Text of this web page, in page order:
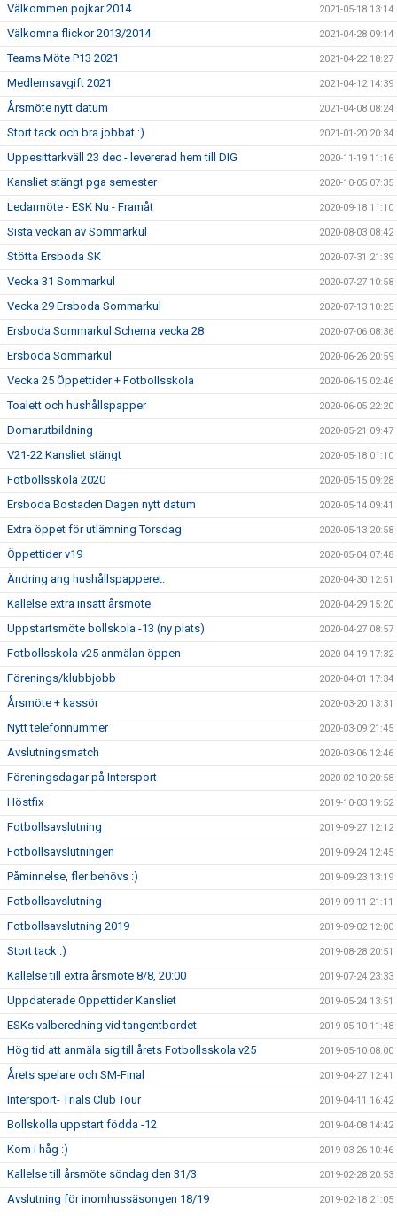
Välkommen pojkar 2014 2021-05-18 13:14
Välkomna flickor 2013/2014 2021-04-28 09:14
Teams Möte P13 2021 2021-04-22 18:27
Medlemsavgift 2021 2021-04-12 14:39
Årsmöte nytt datum 2021-04-08 08:24
Stort tack och bra jobbat :) 2021-01-20 20:34
Uppesittarkväll 23 dec - levererad hem till DIG 2020-11-19 11:16
Kansliet stängt pga semester 2020-10-05 07:35
Ledarmöte - ESK Nu - Framåt 2020-09-18 11:10
Sista veckan av Sommarkul 2020-08-03 08:42
Stötta Ersboda SK 2020-07-31 21:39
Vecka 31 Sommarkul 2020-07-27 10:58
Vecka 29 Ersboda Sommarkul 2020-07-13 10:25
Ersboda Sommarkul Schema vecka 28 2020-07-06 08:36
Ersboda Sommarkul 2020-06-26 20:59
Vecka 25 Öppettider + Fotbollsskola 2020-06-15 02:46
Toalett och hushållspapper 2020-06-05 22:20
Domarutbildning 2020-05-21 09:47
V21-22 Kansliet stängt 2020-05-18 01:10
Fotbollsskola 2020 2020-05-15 09:28
Ersboda Bostaden Dagen nytt datum 2020-05-14 09:41
Extra öppet för utlämning Torsdag 2020-05-13 20:58
Öppettider v19 2020-05-04 07:48
Ändring ang hushållspapperet. 2020-04-30 12:51
Kallelse extra insatt årsmöte 2020-04-29 15:20
Uppstartsmöte bollskola -13 (ny plats) 2020-04-27 08:57
Fotbollsskola v25 anmälan öppen 2020-04-19 17:32
Förenings/klubbjobb 2020-04-01 17:34
Årsmöte + kassör 2020-03-20 13:31
Nytt telefonnummer 2020-03-09 21:45
Avslutningsmatch 2020-03-06 12:46
Föreningsdagar på Intersport 2020-02-10 20:58
Höstfix 2019-10-03 19:52
Fotbollsavslutning 2019-09-27 12:12
Fotbollsavslutningen 2019-09-24 12:45
Påminnelse, fler behövs :) 2019-09-23 13:19
Fotbollsavslutning 2019-09-11 21:11
Fotbollsavslutning 2019 2019-09-02 12:00
Stort tack :) 2019-08-28 20:51
Kallelse till extra årsmöte 8/8, 20:00 2019-07-24 23:33
Uppdaterade Öppettider Kansliet 2019-05-24 13:51
ESKs valberedning vid tangentbordet 2019-05-10 11:48
Hög tid att anmäla sig till årets Fotbollsskola v25 2019-05-10 08:00
Årets spelare och SM-Final 2019-04-27 12:41
Intersport- Trials Club Tour 2019-04-11 16:42
Bollskolla uppstart födda -12 2019-04-08 14:42
Kom i håg :) 2019-03-26 10:46
Kallelse till årsmöte söndag den 31/3 2019-02-28 20:53
Avslutning för inomhussäsongen 18/19 2019-02-18 21:05